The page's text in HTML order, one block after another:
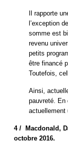
Il rapporte
l’exception
somme est
revenu
petits
être financé
Toutefois,
Ainsi,
pauvreté. En
actuellement
4 / Macdonald,
octobre 2016.